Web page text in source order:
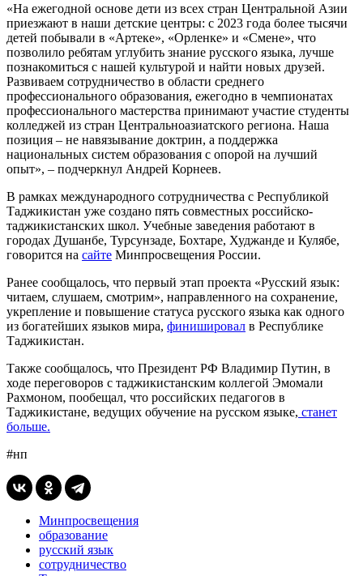
«На ежегодной основе дети из всех стран Центральной Азии
приезжают в наши детские центры: с 2023 года более тысячи
детей побывали в «Артеке», «Орленке» и «Смене», что
позволило ребятам углубить знание русского языка, лучше
познакомиться с нашей культурой и найти новых друзей.
Развиваем сотрудничество в области среднего
профессионального образования, ежегодно в чемпионатах
профессионального мастерства принимают участие студенты
колледжей из стран Центральноазиатского региона. Наша
позиция – не навязывание доктрин, а поддержка
национальных систем образования с опорой на лучший
опыт», – подчеркнул Андрей Корнеев.
В рамках международного сотрудничества с Республикой
Таджикистан уже создано пять совместных российско-
таджикистанских школ. Учебные заведения работают в
городах Душанбе, Турсунзаде, Бохтаре, Худжанде и Кулябе,
говорится на сайте Минпросвещения России.
Ранее сообщалось, что первый этап проекта «Русский язык:
читаем, слушаем, смотрим», направленного на сохранение,
укрепление и повышение статуса русского языка как одного
из богатейших языков мира, финишировал в Республике
Таджикистан.
Также сообщалось, что Президент РФ Владимир Путин, в
ходе переговоров с таджикистанским коллегой Эмомали
Рахмоном, пообещал, что российских педагогов в
Таджикистане, ведущих обучение на русском языке, станет
больше.
#нп
Минпросвещения
образование
русский язык
сотрудничество